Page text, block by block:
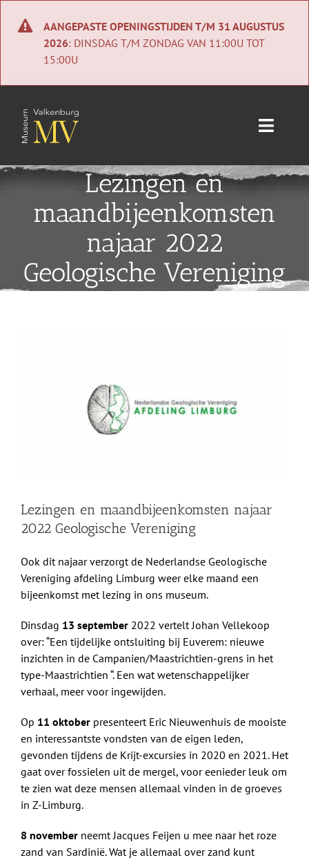
naar
AANGEPASTE OPENINGSTIJDEN T/M 31 AUGUSTUS
2026: DINSDAG T/M ZONDAG VAN 11:00U TOT
15:00U
Toggle
Home
Nieuws
Collectie
Lezingen en
maandbijeenkomsten
najaar 2022
Geologische Vereniging
Lezingen en maandbijeenkomsten najaar
2022 Geologische Vereniging
Ook dit najaar verzorgt de Nederlandse Geologische
Vereniging afdeling Limburg weer elke maand een
bijeenkomst met lezing in ons museum.
Dinsdag 13 september 2022 vertelt Johan Vellekoop
over: “Een tijdelijke ontsluiting bij Euverem: nieuwe
inzichten in de Campanien/Maastrichtien-grens in het
type-Maastrichtien “. Een wat wetenschappelijker
verhaal, meer voor ingewijden.
Op 11 oktober presenteert Eric Nieuwenhuis de mooiste
en interessantste vondsten van de eigen leden,
gevonden tijdens de Krijt-excursies in 2020 en 2021. Het
gaat over fossielen uit de mergel, voor eenieder leuk om
te zien wat deze mensen allemaal vinden in de groeves
in Z-Limburg.
8 november neemt Jacques Feijen u mee naar het roze
zand van Sardinië. Wat je allemaal over zand kunt